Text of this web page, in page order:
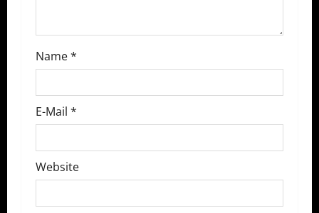
g
a
t
i
o
n
Name*
E-Mail *
Website